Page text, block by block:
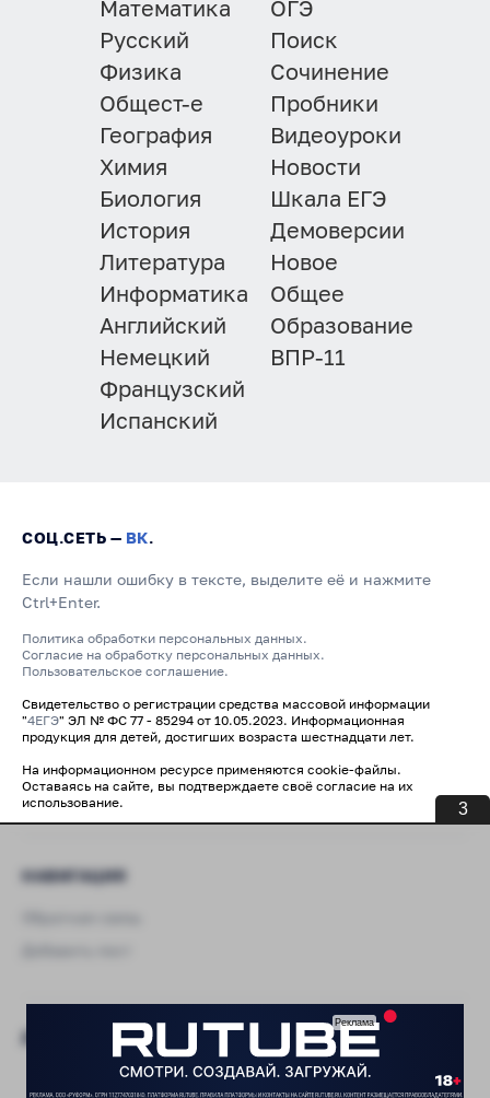
2
Математика
Русский
Физика
Общест-е
География
Химия
Биология
История
Литература
Информатика
Английский
Немецкий
Французский
Испанский
ОГЭ
Поиск
Сочинение
Пробники
Видеоуроки
Новости
Шкала ЕГЭ
Демоверсии
Новое
Общее
Образование
ВПР-11
СОЦ.СЕТЬ — ВК.
Если нашли ошибку в тексте, выделите её и нажмите
Ctrl+Enter.
Политика обработки персональных данных.
Согласие на обработку персональных данных.
Пользовательское соглашение.
Свидетельство о регистрации средства массовой информации
"4ЕГЭ" ЭЛ № ФС 77 - 85294 от 10.05.2023. Информационная
продукция для детей, достигших возраста шестнадцати лет.
На информационном ресурсе применяются cookie-файлы.
Оставаясь на сайте, вы подтверждаете своё согласие на их
использование.
НАВИГАЦИЯ
ДО ЕГЭ 2027 ОСТАЛОСЬ